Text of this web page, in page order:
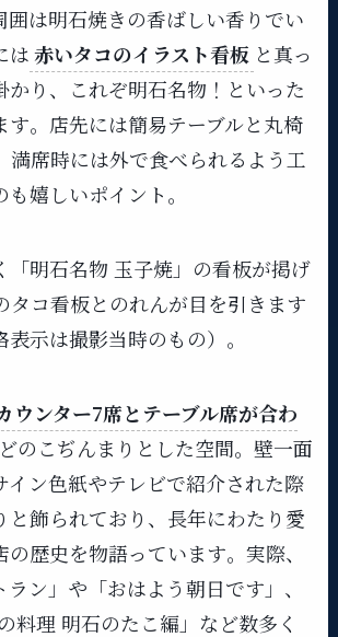
囲は明石焼きの香ばしい香りでい
は 赤いタコのイラスト看板 と真っ
かり、これぞ明石名物！といった
す​。店先には簡易テーブルと丸椅
満席時には外で食べられるよう工
嬉しいポイント​。​
「明石名物 玉子焼」の看板が掲げ
タコ看板とのれんが目を引きます
示は撮影当時のもの）。
ウンター7席とテーブル席が合わ
のこぢんまりとした空間​。壁一面
イン色紙やテレビで紹介された際
と飾られており、長年にわたり愛
歴史を物語っています​。実際、
ラン」や「おはよう朝日です」、
料理 明石のたこ編」など数多く